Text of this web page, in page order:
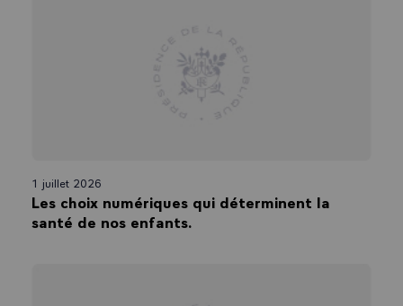
1 juillet 2026
Les choix numériques qui déterminent la
santé de nos enfants.